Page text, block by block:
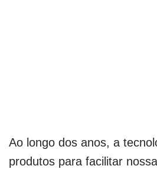
Ao longo dos anos, a
produtos para facilitar